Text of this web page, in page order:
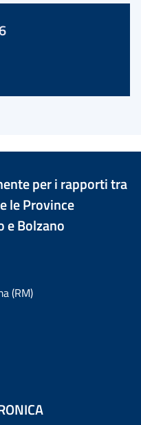
per i rapporti tra
le Province
e Bolzano
(RM)